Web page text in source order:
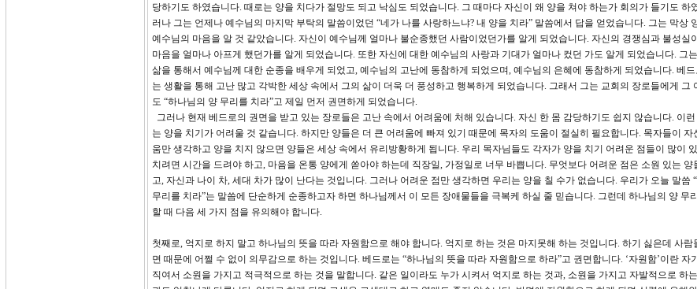
당하기도 하였습니다. 때로는 양을 치다가 절망도 되고 낙심도 되었습니다. 그 때마다 자신이 왜 양을 쳐야 하는가 회의가 들기도 하
러나 그는 언제나 예수님의 마지막 부탁의 말씀이었던 “네가 나를 사랑하느냐? 내 양을 치라” 말씀에서 답을 얻었습니다. 그는 막상
예수님의 마음을 알 것 같았습니다. 자신이 예수님께 얼마나 불순종했던 사람이었던가를 알게 되었습니다. 자신의 경쟁심과 불성실
마음을 얼마나 아프게 했던가를 알게 되었습니다. 또한 자신에 대한 예수님의 사랑과 기대가 얼마나 컸던 가도 알게 되었습니다. 그
삶을 통해서 예수님께 대한 순종을 배우게 되었고, 예수님의 고난에 동참하게 되었으며, 예수님의 은혜에 동참하게 되었습니다. 베드
는 생활을 통해 고난 많고 각박한 세상 속에서 그의 삶이 더욱 더 풍성하고 행복하게 되었습니다. 그래서 그는 교회의 장로들에게 그
도 “하나님의 양 무리를 치라”고 제일 먼저 권면하게 되었습니다.
그러나 현재 베드로의 권면을 받고 있는 장로들은 고난 속에서 어려움에 처해 있습니다. 자신 한 몸 감당하기도 쉽지 않습니다. 이런
는 양을 치기가 어려울 것 같습니다. 하지만 양들은 더 큰 어려움에 빠져 있기 때문에 목자의 도움이 절실히 필요합니다. 목자들이 자
움만 생각하고 양을 치지 않으면 양들은 세상 속에서 유리방황하게 됩니다. 우리 목자님들도 각자가 양을 치기 어려운 점들이 많이
치려면 시간을 드려야 하고, 마음을 온통 양에게 쏟아야 하는데 직장일, 가정일로 너무 바쁩니다. 무엇보다 어려운 점은 소원 있는 양
고, 자신과 나이 차, 세대 차가 많이 난다는 것입니다. 그러나 어려운 점만 생각하면 우리는 양을 칠 수가 없습니다. 우리가 오늘 말씀
무리를 치라”는 말씀에 단순하게 순종하고자 하면 하나님께서 이 모든 장애물들을 극복케 하실 줄 믿습니다. 그런데 하나님의 양 무
할 때 다음 세 가지 점을 유의해야 합니다.
첫째로, 억지로 하지 말고 하나님의 뜻을 따라 자원함으로 해야 합니다. 억지로 하는 것은 마지못해 하는 것입니다. 하기 싫은데 사람
면 때문에 어쩔 수 없이 의무감으로 하는 것입니다. 베드로는 “하나님의 뜻을 따라 자원함으로 하라”고 권면합니다. ‘자원함’이란 자
직여서 소원을 가지고 적극적으로 하는 것을 말합니다. 같은 일이라도 누가 시켜서 억지로 하는 것과, 소원을 가지고 자발적으로 하